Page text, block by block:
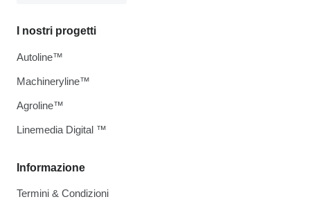
Informazione
Termini & Condizioni
I nostri progetti
Autoline™
Machineryline™
Agroline™
Linemedia Digital ™